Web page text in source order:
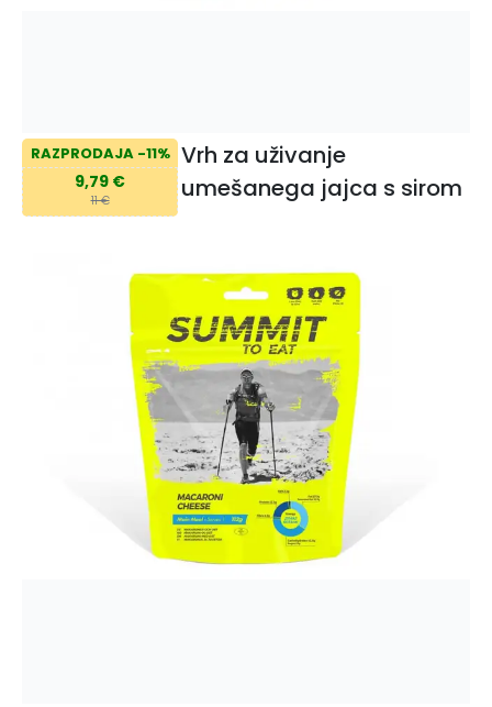
RAZPRODAJA -11%
9,79 €
11 €
Vrh za uživanje
umešanega jajca s sirom